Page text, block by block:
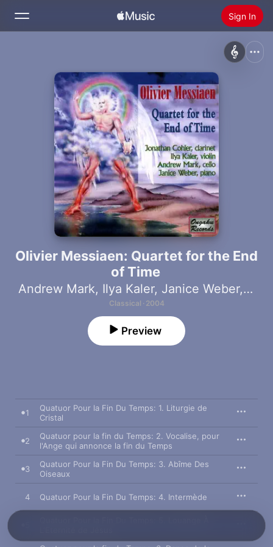
Sign In
Home
Radio
Install Apple Music
Olivier Messiaen: Quartet for the End
of Time
Andrew Mark, Ilya Kaler, Janice Weber,
Classical · 2004
Preview
1
Quatuor Pour la Fin Du Temps: 1. Liturgie de
Cristal
2
Quatuor pour la fin du Temps: 2. Vocalise, pour
l'Ange qui annonce la fin du Temps
3
Quatuor Pour la Fin Du Temps: 3. Abîme Des
Oiseaux
4 Quatuor Pour la Fin Du Temps: 4. Intermède